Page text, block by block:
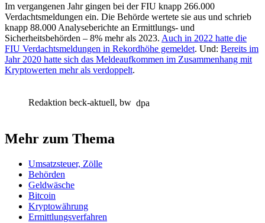
Im vergangenen Jahr gingen bei der FIU knapp 266.000
Verdachtsmeldungen ein. Die Behörde wertete sie aus und schrieb
knapp 88.000 Analyseberichte an Ermittlungs- und
Sicherheitsbehörden – 8% mehr als 2023. Auch in 2022 hatte die
FIU Verdachtsmeldungen in Rekordhöhe gemeldet. Und: Bereits im
Jahr 2020 hatte sich das Meldeaufkommen im Zusammenhang mit
Kryptowerten mehr als verdoppelt.
Redaktion beck-aktuell, bw dpa
Mehr zum Thema
Umsatzsteuer, Zölle
Behörden
Geldwäsche
Bitcoin
Kryptowährung
Ermittlungsverfahren